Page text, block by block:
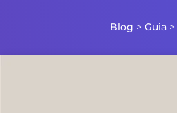
Blog > Guia >